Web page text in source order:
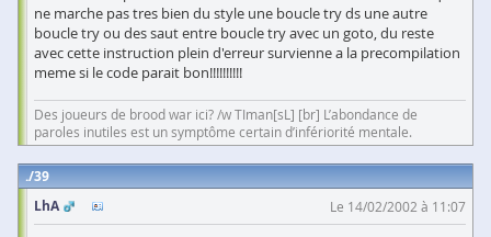
ne marche pas tres bien du style une boucle try ds une autre
boucle try ou des saut entre boucle try avec un goto, du reste
avec cette instruction plein d'erreur survienne a la precompilation
meme si le code parait bon!!!!!!!!!!
Des joueurs de brood war ici? /w TIman[sL] [br] L’abondance de
paroles inutiles est un symptôme certain d’infériorité mentale.
39
LhA
Le 14/02/2002 à 11:07